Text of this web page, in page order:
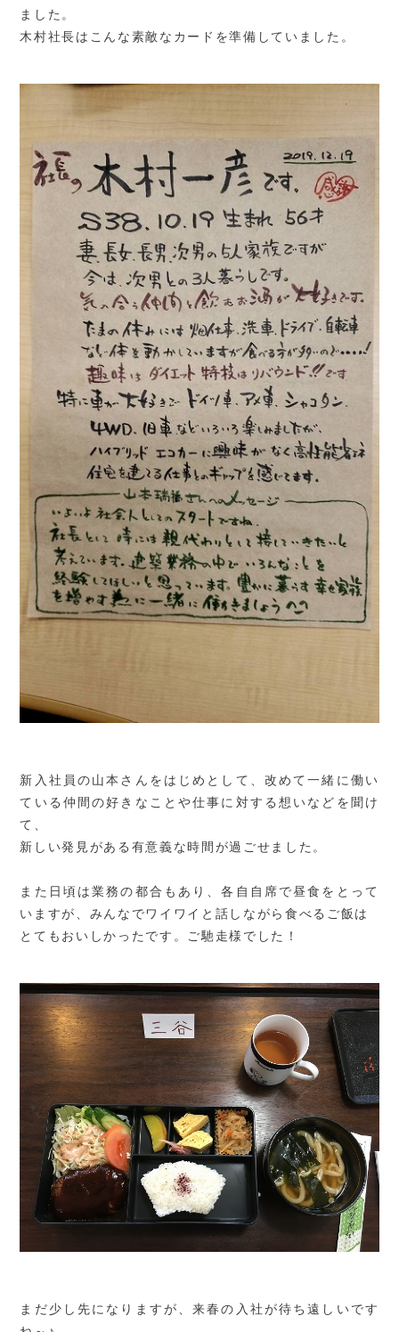
ました。
木村社長はこんな素敵なカードを準備していました。
新入社員の山本さんをはじめとして、改めて一緒に働い
ている仲間の好きなことや仕事に対する想いなどを聞け
て、
新しい発見がある有意義な時間が過ごせました。
また日頃は業務の都合もあり、各自自席で昼食をとって
いますが、みんなでワイワイと話しながら食べるご飯は
とてもおいしかったです。ご馳走様でした！
まだ少し先になりますが、来春の入社が待ち遠しいです